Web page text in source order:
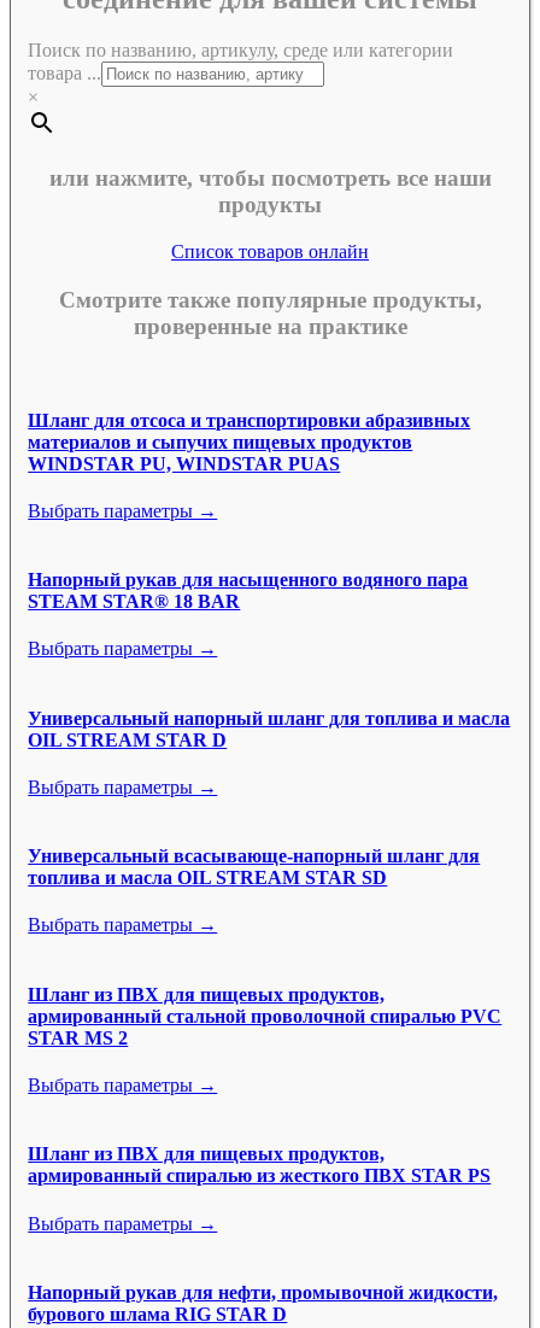
Поиск по названию, артикулу, среде или категории
товара ...
×
или нажмите, чтобы посмотреть все наши
продукты
Список товаров онлайн
Смотрите также популярные продукты,
проверенные на практике
Шланг для отсоса и транспортировки абразивных
материалов и сыпучих пищевых продуктов
WINDSTAR PU, WINDSTAR PUAS
Выбрать параметры →
Напорный рукав для насыщенного водяного пара
STEAM STAR® 18 BAR
Выбрать параметры →
Универсальный напорный шланг для топлива и масла
OIL STREAM STAR D
Выбрать параметры →
Универсальный всасывающе-напорный шланг для
топлива и масла OIL STREAM STAR SD
Выбрать параметры →
Шланг из ПВХ для пищевых продуктов,
армированный стальной проволочной спиралью PVC
STAR MS 2
Выбрать параметры →
Шланг из ПВХ для пищевых продуктов,
армированный спиралью из жесткого ПВХ STAR PS
Выбрать параметры →
Напорный рукав для нефти, промывочной жидкости,
бурового шлама RIG STAR D